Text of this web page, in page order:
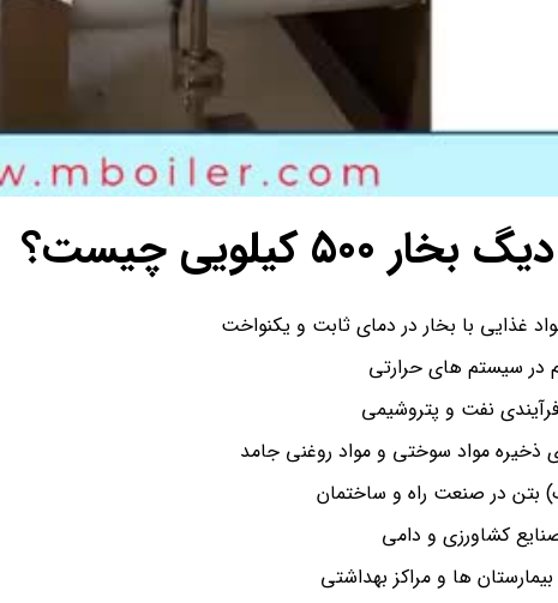
کیلویی چیست؟
غذایی با بخار در دمای ثابت و یکنواخت
در سیستم های حرارتی
نفت و پتروشیمی
ذخیره مواد سوختی و مواد روغنی جامد
بتن در صنعت راه و ساختمان
کشاورزی و دامی
ها و مراکز بهداشتی